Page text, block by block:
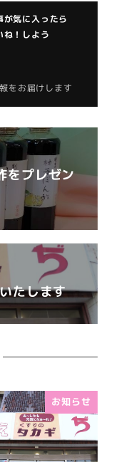
が気に入ったら
ね！しよう
をお届けします
をプレゼン
たします
お知らせ